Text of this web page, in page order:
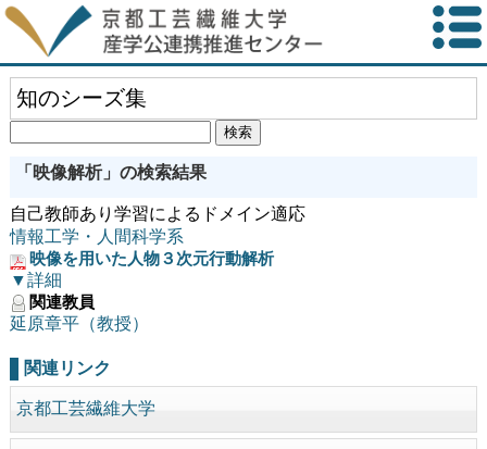
知のシーズ集
「映像解析」の検索結果
自己教師あり学習によるドメイン適応
情報工学・人間科学系
映像を用いた人物３次元行動解析
▼詳細
関連教員
延原章平（教授）
関連リンク
京都工芸繊維大学